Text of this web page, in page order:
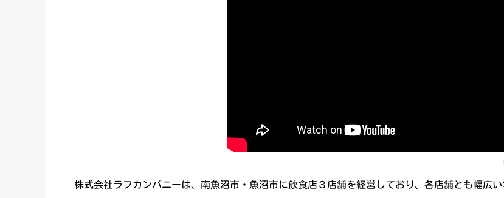
株式会社ラフカンパニーは、南魚沼市・魚沼市に飲食店３店舗を経営しており、各店舗とも幅広